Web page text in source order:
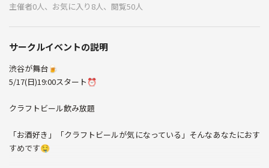
主催者0人、お気に入り8人、閲覧50人
サークルイベントの説明
渋谷が舞台🍺
5/17(日)19:00スタート⏰
クラフトビール飲み放題
「お酒好き」「クラフトビールが気になっている」そんなあなたにおす
すめです🤤